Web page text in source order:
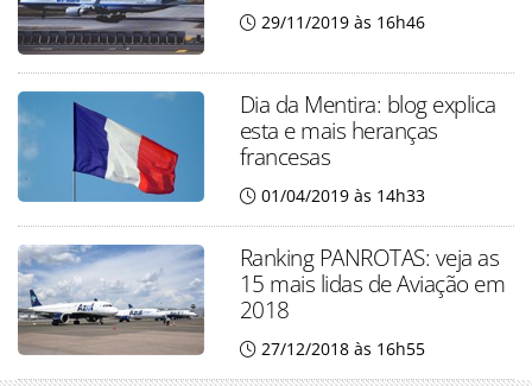
29/11/2019 às 16h46
Dia da Mentira: blog explica
esta e mais heranças
francesas
01/04/2019 às 14h33
Ranking PANROTAS: veja as
15 mais lidas de Aviação em
2018
27/12/2018 às 16h55